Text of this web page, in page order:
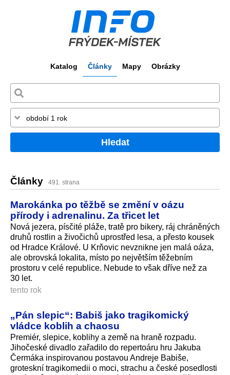
Katalog Články Mapy Obrázky
Hledat
Články 491. strana
Marokánka po těžbě se změní v oázu
přírody i adrenalinu. Za třicet let
Nová jezera, písčité pláže, tratě pro bikery, ráj chráněných
druhů rostlin a živočichů uprostřed lesa, a přesto kousek
od Hradce Králové. U Krňovic nevznikne jen malá oáza,
ale obrovská lokalita, místo po největším těžebním
prostoru v celé republice. Nebude to však dříve než za
30 let.
tento rok
„Pán slepic“: Babiš jako tragikomický
vládce koblih a chaosu
Premiér, slepice, koblihy a země na hraně rozpadu.
Jihočeské divadlo zařadilo do repertoáru hru Jakuba
Čermáka inspirovanou postavou Andreje Babiše,
groteskní tragikomedii o moci, strachu a české posedlosti